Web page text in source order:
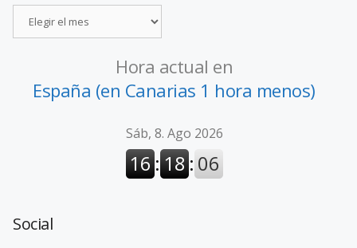
Hora actual en
España (en Canarias 1 hora menos)
Social